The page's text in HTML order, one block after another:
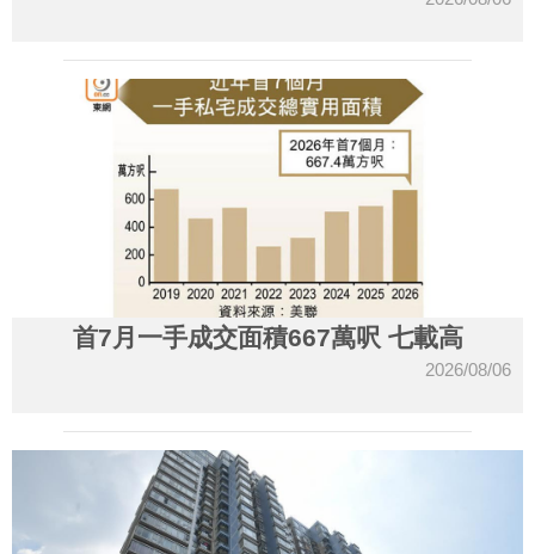
首7月一手成交面積667萬呎 七載高
2026/08/06